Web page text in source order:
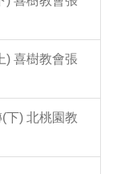
) 喜樹教會張
下) 北桃園教